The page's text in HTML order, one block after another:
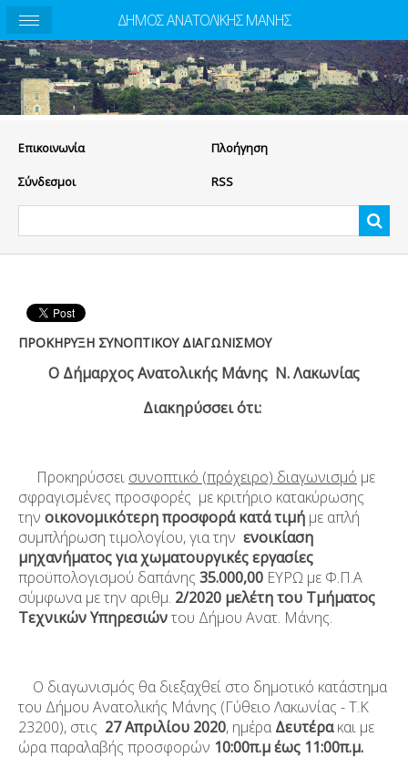
Eπικοινωνία Πλοήγηση
Σύνδεσμοι RSS
ΠΡΟΚΗΡΥΞΗ ΣΥΝΟΠΤΙΚΟΥ ΔΙΑΓΩΝΙΣΜΟΥ
Ο Δήμαρχος Ανατολικής Μάνης Ν. Λακωνίας
Διακηρύσσει ότι:
Προκηρύσσει συνοπτικό (πρόχειρο) διαγωνισμό με
σφραγισμένες προσφορές με κριτήριο κατακύρωσης
την οικονομικότερηπροσφορά κατά τιμή με απλή
συμπλήρωση τιμολογίου, για την ενοικίαση
μηχανήματος για χωματουργικές εργασίες
προϋπολογισμού δαπάνης 35.000,00 ΕΥΡΩ με Φ.Π.Α
σύμφωνα με την αριθμ. 2/2020 μελέτη του Τμήματος
Τεχνικών Υπηρεσιώντου Δήμου Ανατ. Μάνης.
Ο διαγωνισμός θα διεξαχθεί στο δημοτικό κατάστημα
του Δήμου Ανατολικής Μάνης (Γύθειο Λακωνίας - Τ.Κ
23200), στις 27 Απριλίου 2020, ημέρα Δευτέρακαι με
ώρα παραλαβής προσφορών 10:00π.μ έως 11:00π.μ.
ΔΗΜΟΣ ΑΝΑΤΟΛΙΚΗΣ ΜΑΝΗΣ